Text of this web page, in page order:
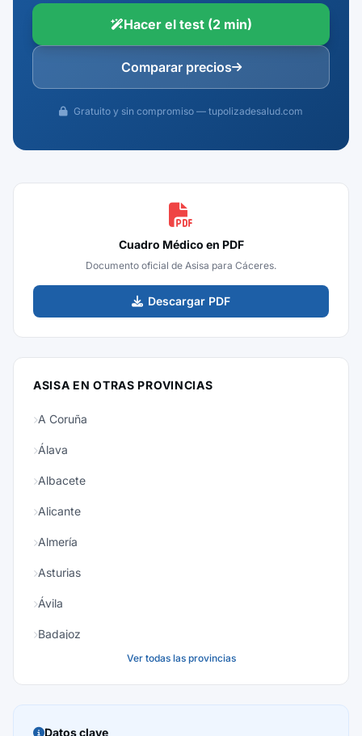
Hacer el test (2 min)
Comparar precios
Gratuito y sin compromiso — tupolizadesalud.com
Cuadro Médico en PDF
Documento oficial de Asisa para Cáceres.
Descargar PDF
ASISA EN OTRAS PROVINCIAS
A Coruña
Álava
Albacete
Alicante
Almería
Asturias
Ávila
Badajoz
Burgos
Ver todas las provincias
Datos clave